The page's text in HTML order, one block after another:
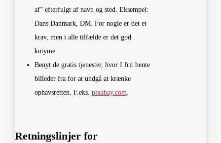
af” efterfulgt af navn og sted. Eksempel:
Dans Danmark, DM. For nogle er det et
krav, men i alle tilfælde er det god
kutyme.
Benyt de gratis tjenester, hvor I frit hente
billeder fra for at undgå at krænke
ophavsretten. F.eks. pixabay.com.
Retningslinjer for